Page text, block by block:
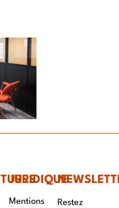
JURIDIQUE
Mentions
Restez